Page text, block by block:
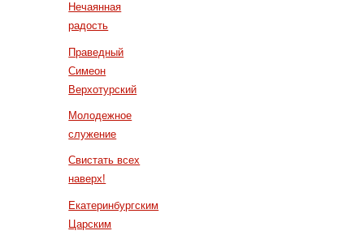
Нечаянная
радость
Праведный
Симеон
Верхотурский
Молодежное
служение
Свистать всех
наверх!
Екатеринбургским
Царским